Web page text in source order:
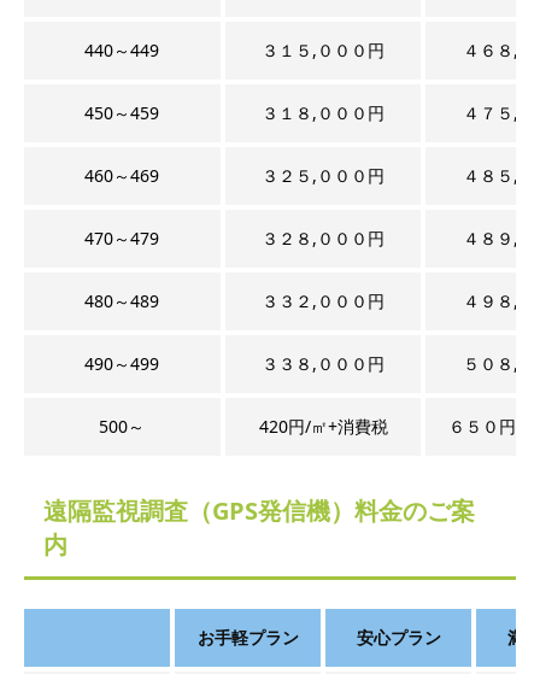
440～449 ３１５,０００円 ４６８,
450～459 ３１８,０００円 ４７５,
460～469 ３２５,０００円 ４８５,
470～479 ３２８,０００円 ４８９,
480～489 ３３２,０００円 ４９８,
490～499 ３３８,０００円 ５０８,
500～ 420円/㎡+消費税 ６５０円/
遠隔監視調査（GPS発信機）料金のご案
内
お手軽プラン 安心プラン 満